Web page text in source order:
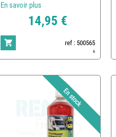
En savoir plus
14,95 €
ref : 500565
6